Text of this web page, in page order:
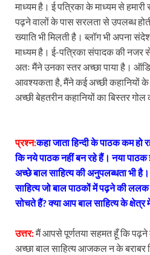
माध्यम है। ई पत्रिका के माध्यम से हमारी
पढ़ने वालों के पास सरलता से उपलब्ध
ख्याति भी मिलती है। ब्लॉग भी अपना
माध्यम है। ई-पत्रिका संपादक की नजर
अतः मैंने उनका स्तर अच्छा पाया है।
आवश्यकता है, मैंने कई अच्छी कहानियों के
अच्छी बेहतरीन कहानियों का बिस्तर
प्रश्न:कहा जाता हिन्दी के पाठक कम
कि नये पाठक नहीं बन रहे हैं। नया पाठक
अच्छे बाल साहित्य की अनुपलब्धता भी है।
साहित्य जो बाल पाठकों में पढ़ने की
सोचते हैं? क्या आप बाल साहित्य के
उत्तर:मैं आपसे पूर्णतया सहमत हूँ कि पढ़ने
अच्छा बाल साहित्य आजकल न के बराबर